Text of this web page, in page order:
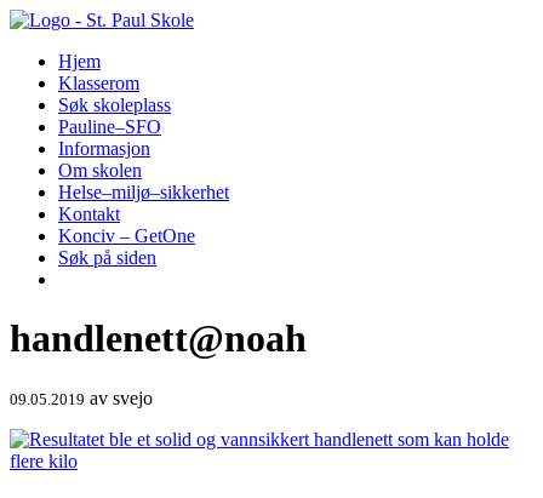
Hopp
innholdHjem
Klasserom
Søk skoleplass
Pauline–SFO
Informasjon
Om skolen
Helse–miljø–sikkerhet
Kontakt
Konciv – GetOne
Søk på siden
handlenett@noah
09.05.2019 av svejo